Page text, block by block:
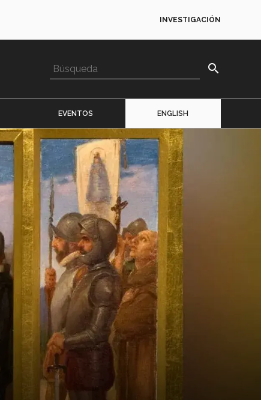
INVESTIGACIÓN
search
EVENTOS ENGLISH